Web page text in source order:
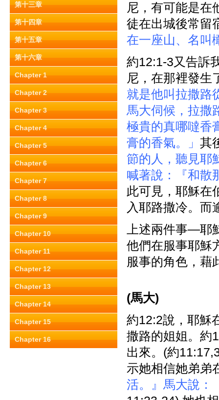
第十三章
第十四章
第十五章
第十六章
Chapter 1
Chapter 2
Chapter 3
Chapter 4
Chapter 5
Chapter 6
Chapter 7
Chapter 8
Chapter 9
Chapter 10
Chapter 11
Chapter 12
Chapter 13
Chapter 14
Chapter 15
Chapter 16
尼，有可能是在
徒在出城後常留
在一座山、名叫
約12:1-3又告訴
尼，在那裡發生
就是他叫拉撒路
馬大伺候，拉撒
極貴的真哪噠香
膏的香氣。」 其
節的人，聽見耶
喊著說：『和散
此可見，耶穌在
入耶路撒冷。而
上述兩件事—耶
他們在服事耶穌
服事的角色，藉
(馬大)
約12:2說，耶穌
撒路的姐姐。約
出來。(約
示她相信她弟弟
活。』馬大說：